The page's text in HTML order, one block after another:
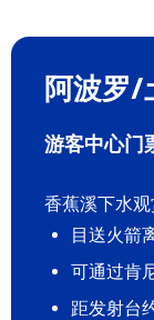
阿波罗/
游客中心门
香蕉溪下水观
目送火箭
可通过肯
距发射台